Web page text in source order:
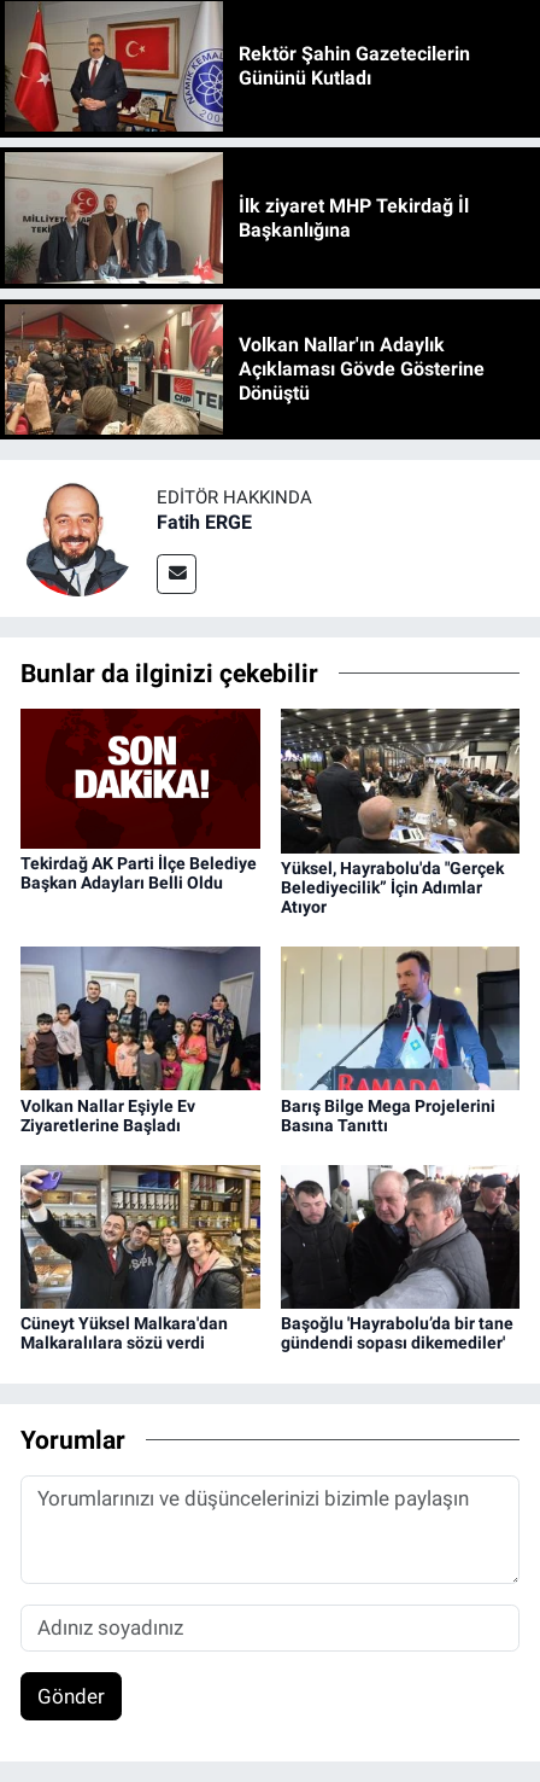
Rektör Şahin Gazetecilerin
Gününü Kutladı
İlk ziyaret MHP Tekirdağ İl
Başkanlığına
Volkan Nallar'ın Adaylık
Açıklaması Gövde Gösterine
Dönüştü
EDITÖR HAKKINDA
Fatih ERGE
Bunlar da ilginizi çekebilir
Tekirdağ AK Parti İlçe Belediye
Başkan Adayları Belli Oldu
Yüksel, Hayrabolu'da "Gerçek
Belediyecilik” İçin Adımlar
Atıyor
Volkan Nallar Eşiyle Ev
Ziyaretlerine Başladı
Barış Bilge Mega Projelerini
Basına Tanıttı
Cüneyt Yüksel Malkara'dan
Malkaralılara sözü verdi
Başoğlu 'Hayrabolu’da bir tane
gündendi sopası dikemediler'
Yorumlar
Gönder